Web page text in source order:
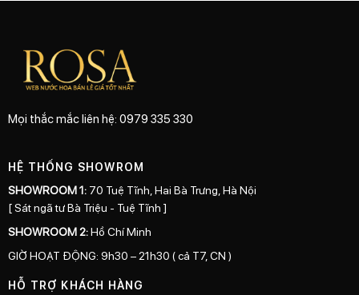
Mọi thắc mắc liên hệ: 0979 335 330
HỆ THỐNG SHOWROM
SHOWROOM 1: 70 Tuệ Tĩnh, Hai Bà Trưng, Hà Nội
[ Sát ngã tư Bà Triệu - Tuệ Tĩnh ]
SHOWROOM 2:Hồ Chí Minh
GIỜ HOẠT ĐỘNG: 9h30 – 21h30 ( cả T7, CN )
HỖ TRỢ KHÁCH HÀNG